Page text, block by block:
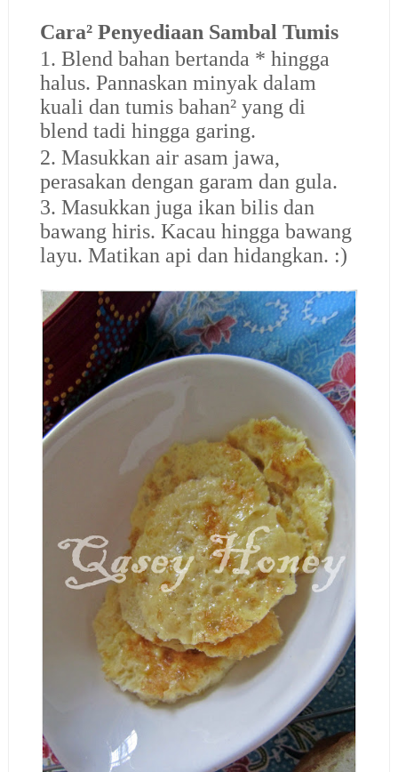
Cara² Penyediaan Sambal Tumis
1. Blend bahan bertanda * hingga
halus. Pannaskan minyak dalam
kuali dan tumis bahan² yang di
blend tadi hingga garing.
2. Masukkan air asam jawa,
perasakan dengan garam dan gula.
3. Masukkan juga ikan bilis dan
bawang hiris. Kacau hingga bawang
layu. Matikan api dan hidangkan. :)